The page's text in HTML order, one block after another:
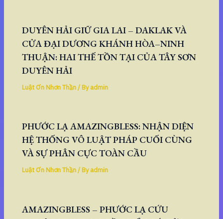
DUYÊN HẢI GIỮ GIA LAI – DAKLAK VÀ
CỬA ĐẠI DƯƠNG KHÁNH HÒA–NINH
THUẬN: HAI THẾ TỒN TẠI CỦA TÂY SƠN
DUYÊN HẢI
Luật Ơn Nhơn Thần/ Byadmin
PHƯỚC LẠ AMAZINGBLESS: NHẬN DIỆN
HỆ THỐNG VÔ LUẬT PHÁP CUỐI CÙNG
VÀ SỰ PHÂN CỰC TOÀN CẦU
Luật Ơn Nhơn Thần/ Byadmin
AMAZINGBLESS – PHƯỚC LẠ CỨU